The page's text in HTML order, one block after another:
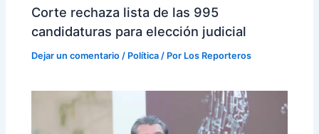
Corte rechaza lista de las 995
candidaturas para elección judicial
Dejar un comentario / Política / Por Los Reporteros